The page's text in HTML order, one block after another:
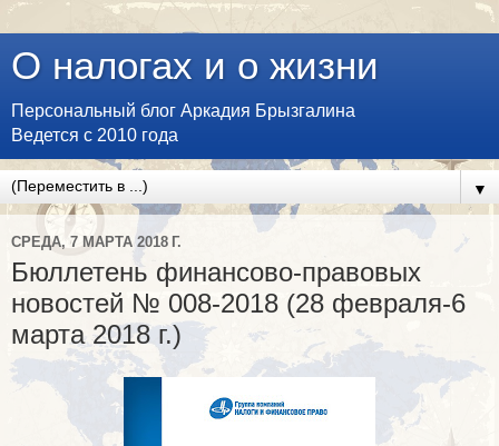
О налогах и о жизни
Персональный блог Аркадия Брызгалина
Ведется с 2010 года
▼
СРЕДА, 7 МАРТА 2018 Г.
Бюллетень финансово-правовых
новостей № 008-2018 (28 февраля-6
марта 2018 г.)